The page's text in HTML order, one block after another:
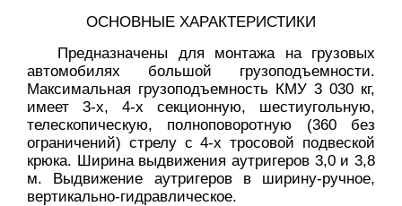
ОСНОВНЫЕ ХАРАКТЕРИСТИКИ
Предназначены для монтажа на грузовых
автомобилях большой грузоподъемности.
Максимальная грузоподъемность КМУ 3 030 кг,
имеет 3-х, 4-х секционную, шестиугольную,
телескопическую, полноповоротную (360 без
ограничений) стрелу с 4-х тросовой подвеской
крюка. Ширина выдвижения аутригеров 3,0 и 3,8
м. Выдвижение аутригеров в ширину-ручное,
вертикально-гидравлическое.